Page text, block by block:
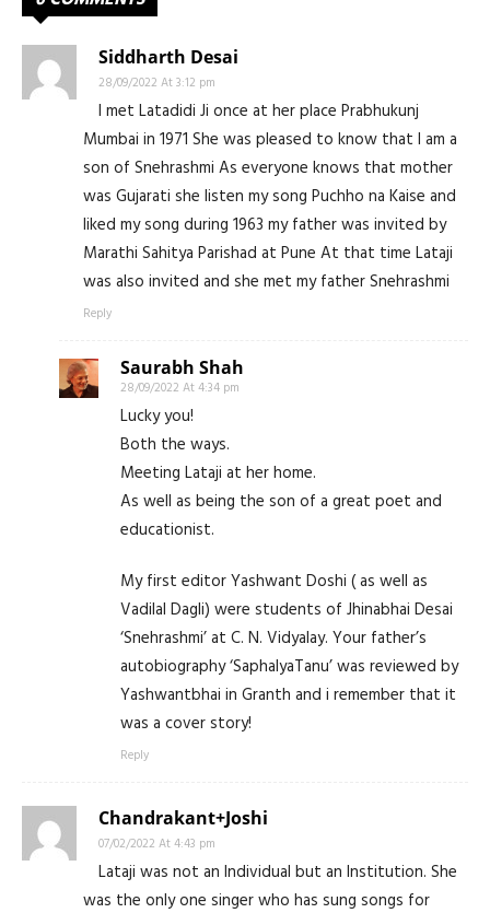
Siddharth Desai
28/09/2022 At 3:12 pm
I met Latadidi Ji once at her place Prabhukunj
Mumbai in 1971 She was pleased to know that I am a
son of Snehrashmi As everyone knows that mother
was Gujarati she listen my song Puchho na Kaise and
liked my song during 1963 my father was invited by
Marathi Sahitya Parishad at Pune At that time Lataji
was also invited and she met my father Snehrashmi
Reply
Saurabh Shah
28/09/2022 At 4:34 pm
Lucky you!
Both the ways.
Meeting Lataji at her home.
As well as being the son of a great poet and
educationist.
My first editor Yashwant Doshi ( as well as
Vadilal Dagli) were students of Jhinabhai Desai
‘Snehrashmi’ at C. N. Vidyalay. Your father’s
autobiography ‘SaphalyaTanu’ was reviewed by
Yashwantbhai in Granth and i remember that it
was a cover story!
Reply
Chandrakant+Joshi
07/02/2022 At 4:43 pm
Lataji was not an Individual but an Institution. She
was the only one singer who has sung songs for